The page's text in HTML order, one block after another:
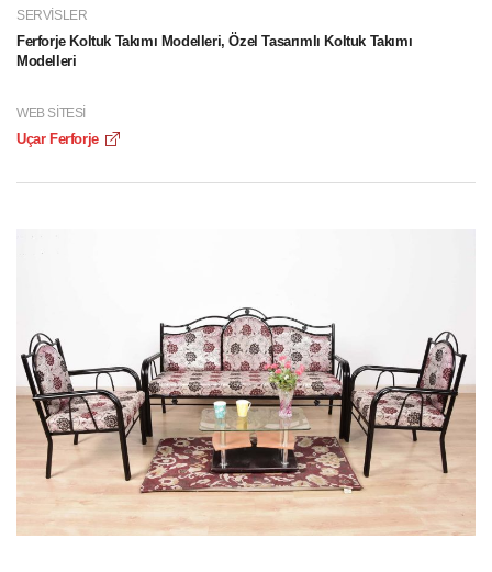
SERVISLER
Ferforje Koltuk Takımı Modelleri, Özel Tasarımlı Koltuk Takımı
Modelleri
WEB SITESI
Uçar Ferforje